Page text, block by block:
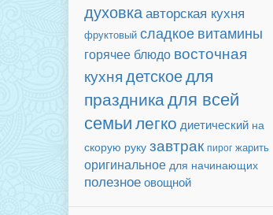
духовкаавторская кухня
фруктовый сладкое витамины
горячее блюдо восточная
кухнядетскоедля
праздникадля всей
семьилегко диетический на
скорую руку завтрак пирог жарить
оригинальное для начинающих
полезноеовощной